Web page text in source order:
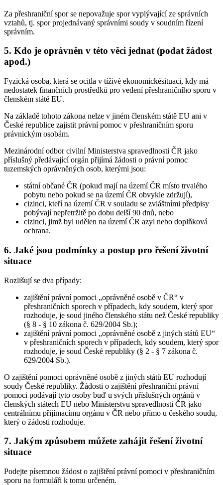
Za přeshraniční spor se nepovažuje spor vyplývající ze správních
vztahů, tj. spor projednávaný správními soudy v soudním řízení
správním.
5. Kdo je oprávněn v této věci jednat (podat žádost
apod.)
Fyzická osoba, která se ocitla v tíživé ekonomickésituaci, kdy má
nedostatek finančních prostředků pro vedení přeshraničního sporu v
členském státě EU.
Na základě tohoto zákona nelze v jiném členském státě EU ani v
České republice zajistit právní pomoc v přeshraničním sporu
právnickým osobám.
Mezinárodní odbor civilní Ministerstva spravedlnosti ČR jako
příslušný předávající orgán přijímá žádosti o právní pomoc
tuzemských oprávněných osob, kterými jsou:
státní občané ČR (pokud mají na území ČR místo trvalého
pobytu nebo pokud se na území ČR obvykle zdržují),
cizinci, kteří na území ČR v souladu se zvláštními předpisy
pobývají nepřetržitě po dobu delší 90 dnů, nebo
cizinci, jimž byl udělen na území ČR azyl nebo doplňková
ochrana.
6. Jaké jsou podmínky a postup pro řešení životní
situace
Rozlišují se dva případy:
zajištění právní pomoci „oprávněné osobě v ČR“ v
přeshraničních sporech v případech, kdy soudem, který spor
rozhoduje, je soud jiného členského státu než České republiky
(§ 8 - § 10 zákona č. 629/2004 Sb.);
zajištění právní pomoci „oprávněné osobě z jiných států EU“
v přeshraničních sporech v případech, kdy soudem, který spor
rozhoduje, je soud České republiky (§ 2 - § 7 zákona č.
629/2004 Sb.).
O zajištění pomoci oprávněné osobě z jiných států EU rozhodují
soudy České republiky. Žádosti o zajištění přeshraniční právní
pomoci podávají tyto osoby buď u svých příslušných orgánů v
členských státech EU nebo Ministerstvu spravedlnosti ČR jako
centrálnímu přijímacímu orgánu v ČR nebo přímo u českého soudu,
který o žádosti rozhoduje.
7. Jakým způsobem můžete zahájit řešení životní
situace
Podejte písemnou žádost o zajištění právní pomoci v přeshraničním
sporu na formuláři k tomu určeném.